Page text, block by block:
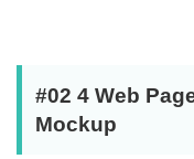
#02 4 Web
Mockup